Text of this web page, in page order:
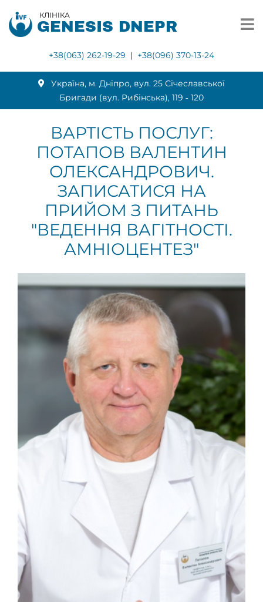
КЛІНІКА
GENESIS DNEPR
+38(063) 262-19-29 | +38(096) 370-13-24
Українa, м. Дніпро, вул. 25 Січеславської
Бригади (вул. Рибінська), 119 ‑ 120
ВАРТІСТЬ ПОСЛУГ:
ПОТАПОВ ВАЛЕНТИН
ОЛЕКСАНДРОВИЧ.
ЗАПИСАТИСЯ НА
ПРИЙОМ З ПИТАНЬ
"ВЕДЕННЯ ВАГІТНОСТІ.
АМНІОЦЕНТЕЗ"